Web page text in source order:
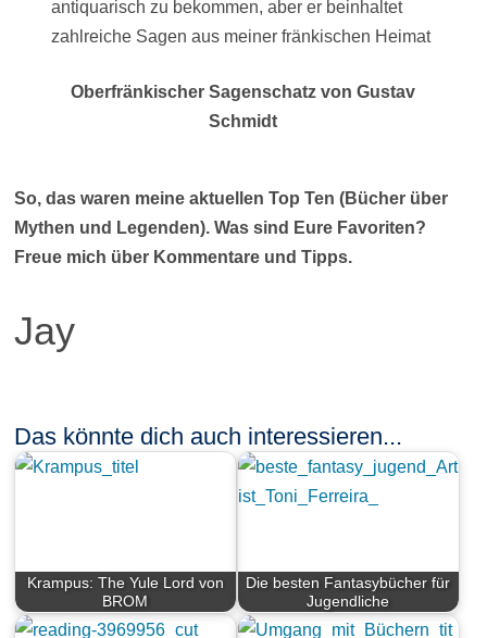
antiquarisch zu bekommen, aber er beinhaltet
zahlreiche Sagen aus meiner fränkischen Heimat
Oberfränkischer Sagenschatz von Gustav
Schmidt
So, das waren meine aktuellen Top Ten (Bücher über
Mythen und Legenden). Was sind Eure Favoriten?
Freue mich über Kommentare und Tipps.
Jay
Das könnte dich auch interessieren...
Krampus: The Yule Lord von
BROM
Die besten Fantasybücher für
Jugendliche